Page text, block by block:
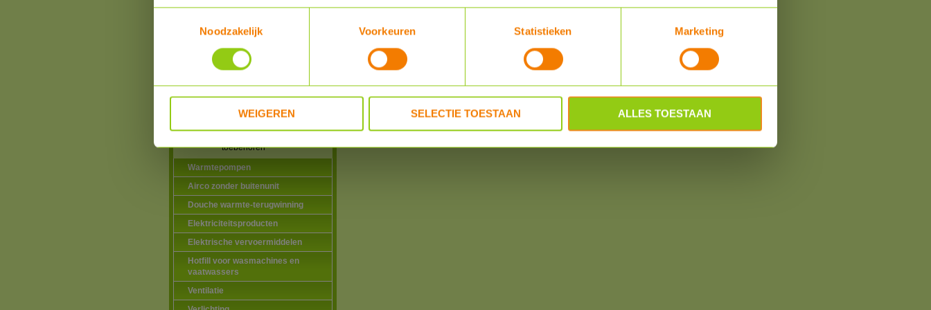
Noodzakelijk
Voorkeuren Statistieken Marketing
WEIGEREN SELECTIE TOESTAAN ALLES TOESTAAN
Glycol, solar vloeistof en
Expansievaten en
toebehoren
Hoge Temperatuur buis-
isolatie
Inlaatcombinaties,
toebehoren
Warmtepompen
Airco zonder buitenunit
Douche warmte-terugwinning
Elektriciteitsproducten
Elektrische vervoermiddelen
Hotfill voor wasmachines en
vaatwassers
Ventilatie